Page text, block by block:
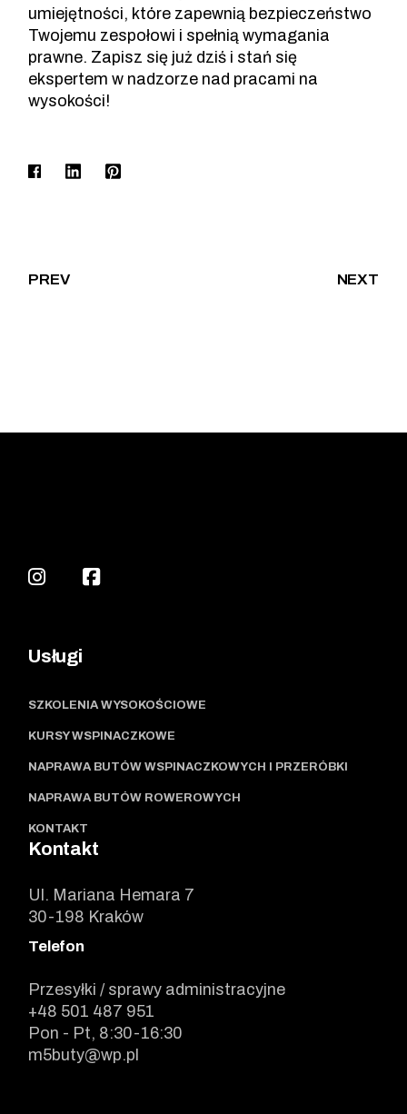
umiejętności, które zapewnią bezpieczeństwo
Twojemu zespołowi i spełnią wymagania
prawne. Zapisz się już dziś i stań się
ekspertem w nadzorze nad pracami na
wysokości!
PREV NEXT
Usługi
SZKOLENIA WYSOKOŚCIOWE
KURSY WSPINACZKOWE
NAPRAWA BUTÓW WSPINACZKOWYCH I PRZERÓBKI
NAPRAWA BUTÓW ROWEROWYCH
KONTAKT
Kontakt
Ul. Mariana Hemara 7
30-198 Kraków
Telefon
Przesyłki / sprawy administracyjne
+48 501 487 951
Pon - Pt, 8:30-16:30
m5buty@wp.pl